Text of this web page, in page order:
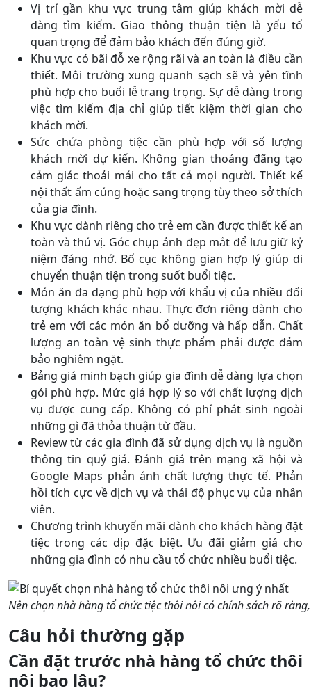
Vị trí gần khu vực trung tâm giúp khách mời dễ
dàng tìm kiếm. Giao thông thuận tiện là yếu tố
quan trọng để đảm bảo khách đến đúng giờ.
Khu vực có bãi đỗ xe rộng rãi và an toàn là điều cần
thiết. Môi trường xung quanh sạch sẽ và yên tĩnh
phù hợp cho buổi lễ trang trọng. Sự dễ dàng trong
việc tìm kiếm địa chỉ giúp tiết kiệm thời gian cho
khách mời.
Sức chứa phòng tiệc cần phù hợp với số lượng
khách mời dự kiến. Không gian thoáng đãng tạo
cảm giác thoải mái cho tất cả mọi người. Thiết kế
nội thất ấm cúng hoặc sang trọng tùy theo sở thích
của gia đình.
Khu vực dành riêng cho trẻ em cần được thiết kế an
toàn và thú vị. Góc chụp ảnh đẹp mắt để lưu giữ kỷ
niệm đáng nhớ. Bố cục không gian hợp lý giúp di
chuyển thuận tiện trong suốt buổi tiệc.
Món ăn đa dạng phù hợp với khẩu vị của nhiều đối
tượng khách khác nhau. Thực đơn riêng dành cho
trẻ em với các món ăn bổ dưỡng và hấp dẫn. Chất
lượng an toàn vệ sinh thực phẩm phải được đảm
bảo nghiêm ngặt.
Bảng giá minh bạch giúp gia đình dễ dàng lựa chọn
gói phù hợp. Mức giá hợp lý so với chất lượng dịch
vụ được cung cấp. Không có phí phát sinh ngoài
những gì đã thỏa thuận từ đầu.
Review từ các gia đình đã sử dụng dịch vụ là nguồn
thông tin quý giá. Đánh giá trên mạng xã hội và
Google Maps phản ánh chất lượng thực tế. Phản
hồi tích cực về dịch vụ và thái độ phục vụ của nhân
viên.
Chương trình khuyến mãi dành cho khách hàng đặt
tiệc trong các dịp đặc biệt. Ưu đãi giảm giá cho
những gia đình có nhu cầu tổ chức nhiều buổi tiệc.
Nên chọn nhà hàng tổ chức tiệc thôi nôi có chính sách rõ
Câu hỏi thường gặp
Cần đặt trước nhà hàng tổ chức thôi
nôi bao lâu?